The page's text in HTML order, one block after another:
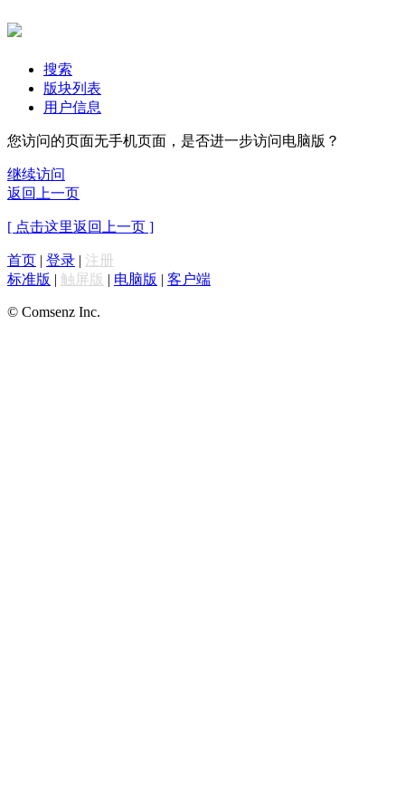
搜索
版块列表
用户信息
您访问的页面无手机页面，是否进一步访问电脑版？
继续访问
返回上一页
[ 点击这里返回上一页 ]
首页 | 登录 | 注册
标准版 | 触屏版 | 电脑版 | 客户端
© Comsenz Inc.